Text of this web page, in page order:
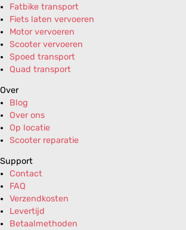
Fatbike transport
Fiets laten vervoeren
Motor vervoeren
Scooter vervoeren
Spoed transport
Quad transport
Over
Blog
Over ons
Op locatie
Scooter reparatie
Support
Contact
FAQ
Verzendkosten
Levertijd
Betaalmethoden